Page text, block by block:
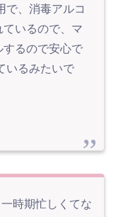
で、消毒アルコ
いるので、マ
するので安心で
いるみたいで
時期忙しくてな